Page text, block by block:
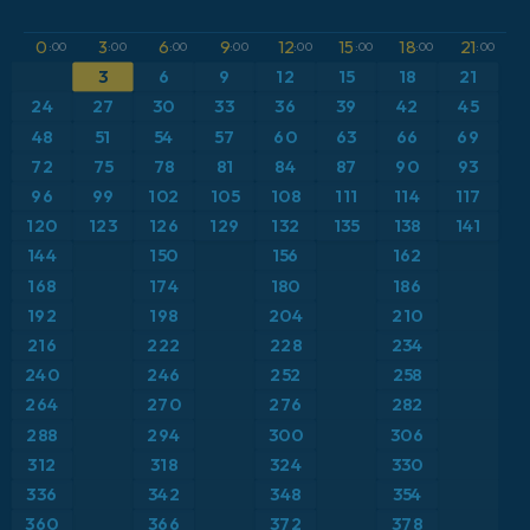
ICON Alemania 2 km
Caribe
Escandinavia
Estados Unidos
Europa
Francia
Grecia
Islandia
Anomalía de temperatura a 2 m
Anomalía de temperatura a 850 hPa
CAPE
Precipitación, nubes y presión
Profundidad de nieve
Punto de rocío a 2 m
Ráfagas de Viento Máximas
Ráfagas de viento
0 :00 3:00 6:00 9:00 12:00 15 :00 18:00 21:00
3 6 9 12 15 18
21
24
27 30 33 36 39 42 45
48 51 54 57 60 63 66 69
72 75 78 81 84 87 90
93
96
99 102 105 108 111 114 117
120 123 126 129 132 135 138 141
144 150 156
162
168
174 180
186
192
198 204
210
216
222 228 234
240 246 252 258
264 270 276
282
288
294 300
306
312
318 324
330
336
342 348 354
360 366 372 378